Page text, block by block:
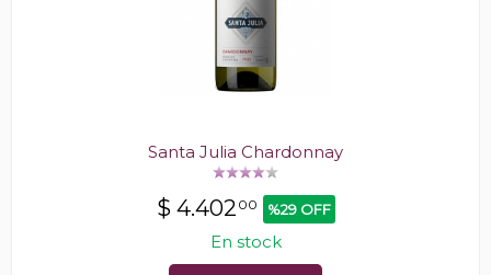
Santa Julia Chardonnay
$ 4.402 00 %29 OFF
En stock